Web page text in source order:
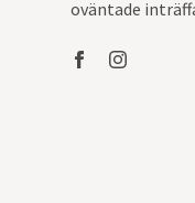
oväntade